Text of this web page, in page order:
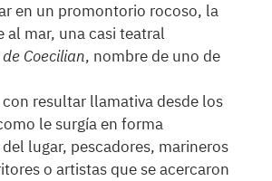
en un promontorio rocoso, la
al mar, una casi teatral
Coecilian, nombre de uno de
resultar llamativa desde los
le surgía en forma
lugar, pescadores, marineros
o artistas que se acercaron